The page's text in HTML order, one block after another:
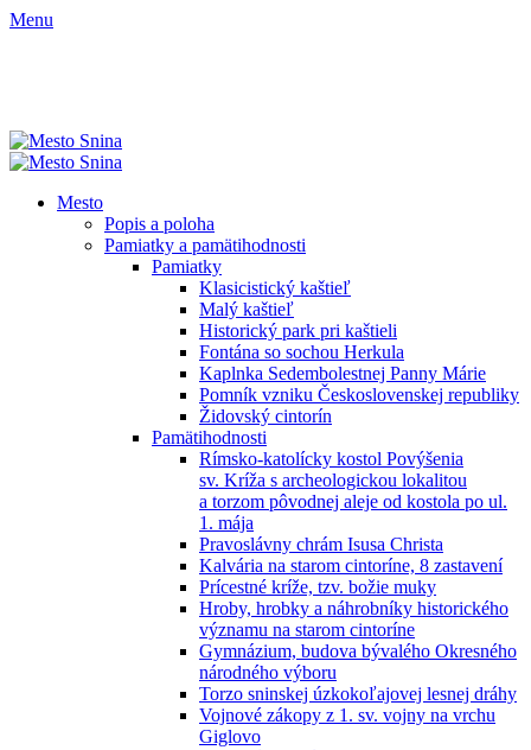
Menu
Mesto
Popis a poloha
Pamiatky a pamätihodnosti
Pamiatky
Klasicistický kaštieľ
Malý kaštieľ
Historický park pri kaštieli
Fontána so sochou Herkula
Kaplnka Sedembolestnej Panny Márie
Pomník vzniku Československej republiky
Židovský cintorín
Pamätihodnosti
Rímsko-katolícky kostol Povýšenia
sv. Kríža s archeologickou lokalitou
a torzom pôvodnej aleje od kostola po ul.
1. mája
Pravoslávny chrám Isusa Christa
Kalvária na starom cintoríne, 8 zastavení
Prícestné kríže, tzv. božie muky
Hroby, hrobky a náhrobníky historického
významu na starom cintoríne
Gymnázium, budova bývalého Okresného
národného výboru
Torzo sninskej úzkokoľajovej lesnej dráhy
Vojnové zákopy z 1. sv. vojny na vrchu
Giglovo